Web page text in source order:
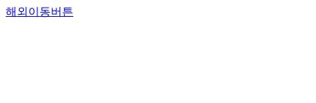
해외이동버튼